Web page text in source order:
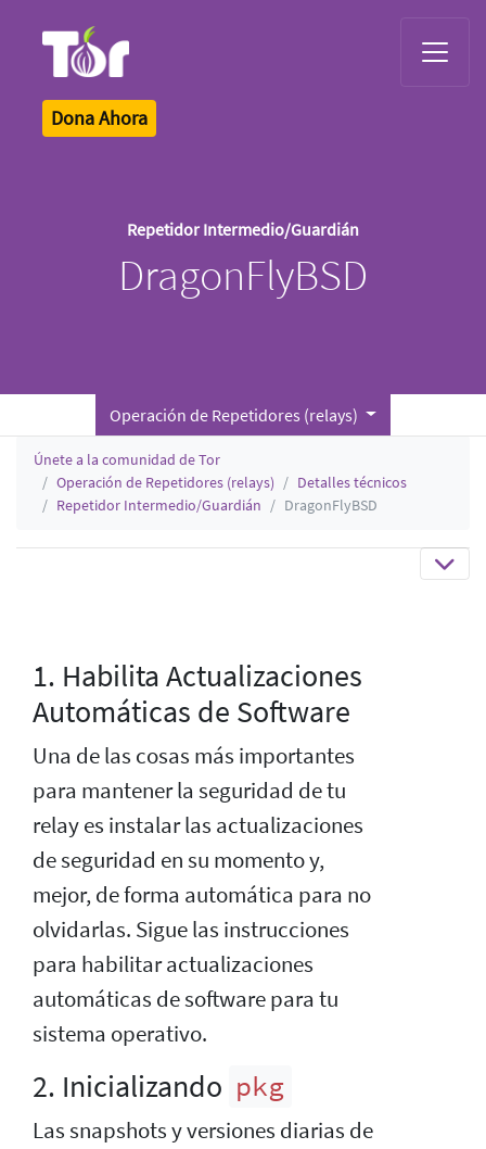
Dona Ahora
Repetidor Intermedio/Guardián
DragonFlyBSD
Operación de Repetidores (relays)
Únete a la comunidad de Tor
Operación de Repetidores (relays)
Detalles técnicos
Repetidor Intermedio/Guardián
DragonFlyBSD
1. Habilita Actualizaciones
Automáticas de Software
Una de las cosas más importantes
para mantener la seguridad de tu
relay es instalar las actualizaciones
de seguridad en su momento y,
mejor, de forma automática para no
olvidarlas. Sigue las instrucciones
para habilitar actualizaciones
automáticas de software para tu
sistema operativo.
2. Inicializando pkg
Las snapshots y versiones diarias de